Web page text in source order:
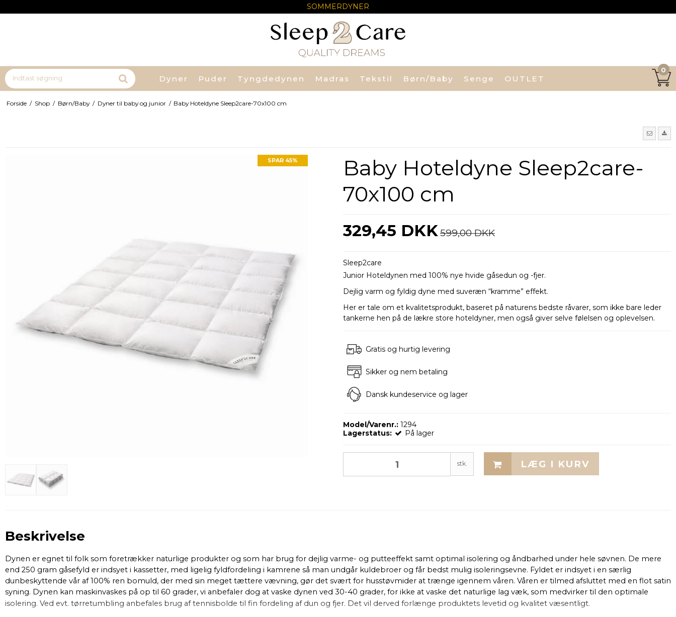
SOMMERDYNER
Dyner Puder Tyngdedynen Madras Tekstil Børn/Baby Senge OUTLET
0
Forside / Shop / Børn/Baby / Dyner til baby og junior / Baby Hoteldyne Sleep2care-70x100 cm
SPAR 45%
Baby Hoteldyne Sleep2care-
70x100 cm
329,45 DKK599,00 DKK
Sleep2care
Junior Hoteldynen med 100% nye hvide gåsedun og -fjer.
Dejlig varm og fyldig dyne med suveræn “kramme” effekt.
Her er tale om et kvalitetsprodukt, baseret på naturens bedste råvarer, som ikke bare leder
tankerne hen på de lækre store hoteldyner, men også giver selve følelsen og oplevelsen.
Gratis og hurtig levering
Sikker og nem betaling
Dansk kundeservice og lager
Model/Varenr.: 1294
Lagerstatus:
På lager
stk. LÆG I KURV
Beskrivelse
Dynen er egnet til folk som foretrækker naturlige produkter og som har brug for dejlig varme- og putteeffekt samt optimal isolering og åndbarhed under hele søvnen. De mere
end 250 gram gåsefyld er indsyet i kassetter, med ligelig fyldfordeling i kamrene så man undgår kuldebroer og får bedst mulig isoleringsevne. Fyldet er indsyet i en særlig
dunbeskyttende vår af 100% ren bomuld, der med sin meget tættere vævning, gør det svært for husstøvmider at trænge igennem våren. Våren er tilmed afsluttet med en flot satin
syning. Dynen kan maskinvaskes på op til 60 grader, vi anbefaler dog at vaske dynen ved 30-40 grader, for ikke at vaske det naturlige lag væk, som medvirker til den optimale
isolering. Ved evt. tørretumbling anbefales brug af tennisbolde til fin fordeling af dun og fjer. Det vil derved forlænge produktets levetid og kvalitet væsentligt.